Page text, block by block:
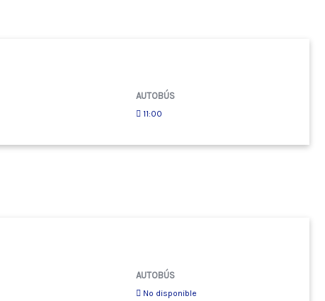
AUTOBÚS
11:00
AUTOBÚS
No disponible